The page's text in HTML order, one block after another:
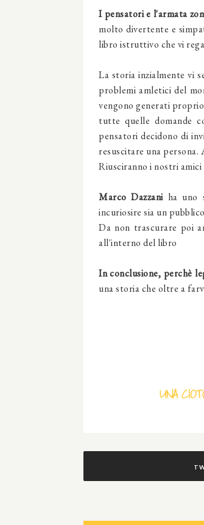
I pensatori e l'armata
molto divertente e
libro istruttivo che vi
La storia inzialmente vi
problemi amletici del
vengono generati
tutte quelle domande
pensatori decidono di
resuscitare una persona.
Riusciranno i nostri
Marco Dazzani ha uno
incuriosire sia un
Da non trascurare poi
all'interno del libro
In conclusione, perchè
una storia che oltre a